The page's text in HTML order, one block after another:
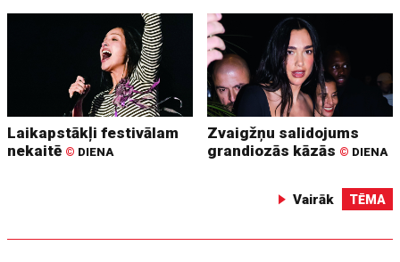
Laikapstākļi festivālam
nekaitē © DIENA
Zvaigžņu salidojums
grandiozās kāzās © DIENA
Vairāk TĒMA